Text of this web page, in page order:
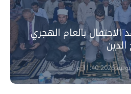
بالعام الهجري